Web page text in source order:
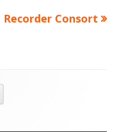
次
Recorder Consort